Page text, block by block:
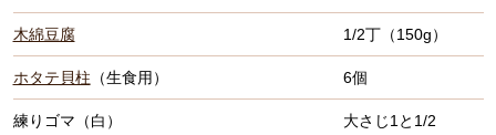
木綿豆腐 1/2丁（150g）
ホタテ貝柱 （生食用） 6個
練りゴマ（白） 大さじ1と1/2